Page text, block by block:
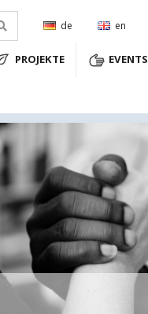
de en
PROJEKTE EVENTS